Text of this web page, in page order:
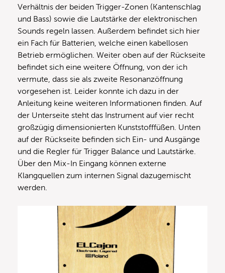
Verhältnis der beiden Trigger-Zonen (Kantenschlag
und Bass) sowie die Lautstärke der elektronischen
Sounds regeln lassen. Außerdem befindet sich hier
ein Fach für Batterien, welche einen kabellosen
Betrieb ermöglichen. Weiter oben auf der Rückseite
befindet sich eine weitere Öffnung, von der ich
vermute, dass sie als zweite Resonanzöffnung
vorgesehen ist. Leider konnte ich dazu in der
Anleitung keine weiteren Informationen finden. Auf
der Unterseite steht das Instrument auf vier recht
großzügig dimensionierten Kunststofffüßen. Unten
auf der Rückseite befinden sich Ein- und Ausgänge
und die Regler für Trigger Balance und Lautstärke.
Über den Mix-In Eingang können externe
Klangquellen zum internen Signal dazugemischt
werden.